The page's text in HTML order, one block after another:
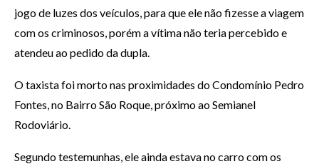
jogo de luzes dos veículos, para que ele não fizesse a viagem
com os criminosos, porém a vítima não teria percebido e
atendeu ao pedido da dupla.
O taxista foi morto nas proximidades do Condomínio Pedro
Fontes, no Bairro São Roque, próximo ao Semianel
Rodoviário.
Segundo testemunhas, ele ainda estava no carro com os